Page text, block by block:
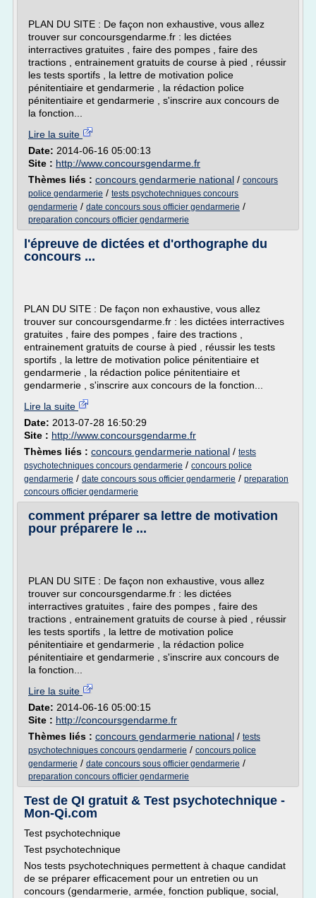
PLAN DU SITE : De façon non exhaustive, vous allez
trouver sur concoursgendarme.fr : les dictées
interractives gratuites , faire des pompes , faire des
tractions , entrainement gratuits de course à pied , réussir
les tests sportifs , la lettre de motivation police
pénitentiaire et gendarmerie , la rédaction police
pénitentiaire et gendarmerie , s'inscrire aux concours de
la fonction...
Lire la suite
Date: 2014-06-16 05:00:13
Site : http://www.concoursgendarme.fr
Thèmes liés : concours gendarmerie national / concours
police gendarmerie / tests psychotechniques concours
gendarmerie / date concours sous officier gendarmerie /
preparation concours officier gendarmerie
l'épreuve de dictées et d'orthographe du
concours ...
PLAN DU SITE : De façon non exhaustive, vous allez
trouver sur concoursgendarme.fr : les dictées interractives
gratuites , faire des pompes , faire des tractions ,
entrainement gratuits de course à pied , réussir les tests
sportifs , la lettre de motivation police pénitentiaire et
gendarmerie , la rédaction police pénitentiaire et
gendarmerie , s'inscrire aux concours de la fonction...
Lire la suite
Date: 2013-07-28 16:50:29
Site : http://www.concoursgendarme.fr
Thèmes liés : concours gendarmerie national / tests
psychotechniques concours gendarmerie / concours police
gendarmerie / date concours sous officier gendarmerie / preparation
concours officier gendarmerie
comment préparer sa lettre de motivation
pour préparere le ...
PLAN DU SITE : De façon non exhaustive, vous allez
trouver sur concoursgendarme.fr : les dictées
interractives gratuites , faire des pompes , faire des
tractions , entrainement gratuits de course à pied , réussir
les tests sportifs , la lettre de motivation police
pénitentiaire et gendarmerie , la rédaction police
pénitentiaire et gendarmerie , s'inscrire aux concours de
la fonction...
Lire la suite
Date: 2014-06-16 05:00:15
Site : http://concoursgendarme.fr
Thèmes liés : concours gendarmerie national / tests
psychotechniques concours gendarmerie / concours police
gendarmerie / date concours sous officier gendarmerie /
preparation concours officier gendarmerie
Test de QI gratuit & Test psychotechnique -
Mon-Qi.com
Test psychotechnique
Test psychotechnique
Nos tests psychotechniques permettent à chaque candidat
de se préparer efficacement pour un entretien ou un
concours (gendarmerie, armée, fonction publique, social,